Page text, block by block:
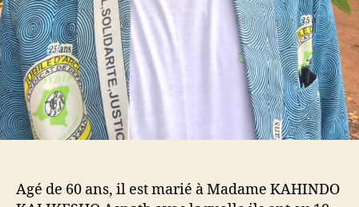
Agé de 60 ans, il est marié à Madame KAHINDO